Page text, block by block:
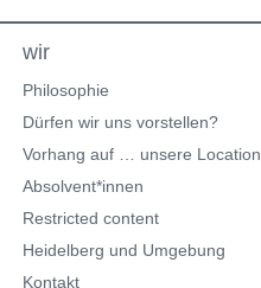
wir
Philosophie
Dürfen wir uns vorstellen?
Vorhang auf … unsere Location
Absolvent*innen
Restricted content
Heidelberg und Umgebung
Kontakt